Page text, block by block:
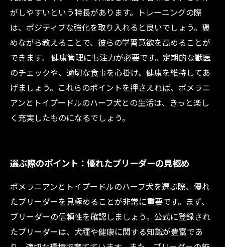
がしやすいという特長があります。トレーニングの際
は、ポジティブな強化を取り入れると良いでしょう。褒
めながら教えることで、彼らの学習意欲を高めることが
できます。 健康管理にも注力が必要です。定期的な獣医
のチェックや、適切な食事を心掛け、健康を維持してあ
げましょう。これらのポイントを押さえれば、ポメラニ
アンとトイプードルのハーフ犬との生活は、きっと楽し
く充実したものになるでしょう。
選ぶ際のポイント：優れたブリーダーの見極め
ポメラニアンとトイプードルのハーフ犬を選ぶ際、優れ
たブリーダーを見極めることが非常に重要です。まず、
ブリーダーの信頼性を確認しましょう。公式に登録され
たブリーダーは、犬種や健康に関する知識が豊富であ